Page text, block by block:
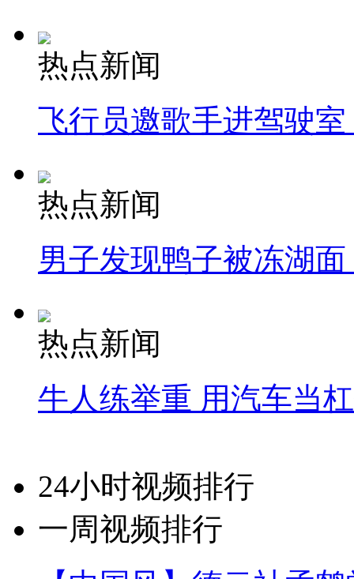
热点新闻
飞行员邀歌手进驾驶
热点新闻
男子发现鸭子被冻湖
热点新闻
牛人练举重 用汽车当
24小时视频排行
一周视频排行